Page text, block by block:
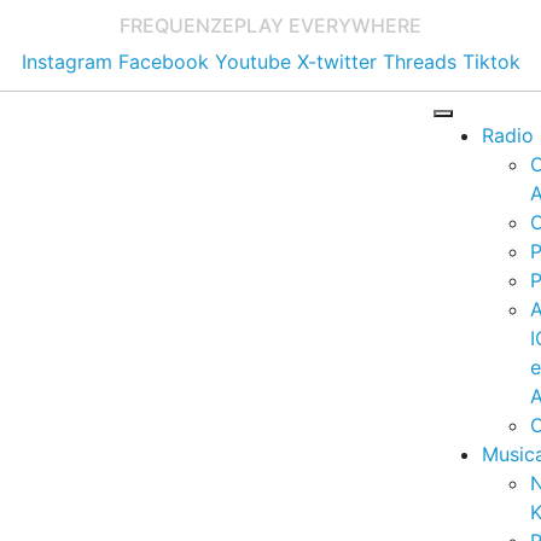
FREQUENZEPLAY EVERYWHERE
Instagram Facebook Youtube X-twitter Threads Tiktok
Radio
e